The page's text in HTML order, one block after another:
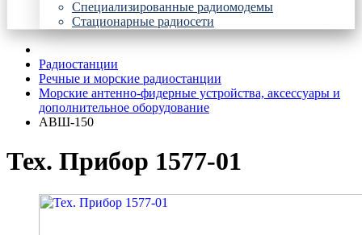
Специализированные радиомодемы
Стационарные радиосети
Радиостанции
Речные и морские радиостанции
Морские антенно-фидерные устройства, аксессуары и
дополнительное оборудование
АВШ-150
Тех. Прибор 1577-01